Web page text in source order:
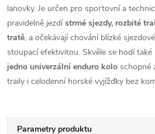
lanovky. Je určen pro sportovní a
pravidelně jezdístrmé sjezdy, rozbité
tratě, a očekávají chování blízké
stoupací efektivitou. Skvěle se hodí
jedno univerzální enduro kolo schopné
traily i celodenní horské vyjížďky bez
Parametry produktu